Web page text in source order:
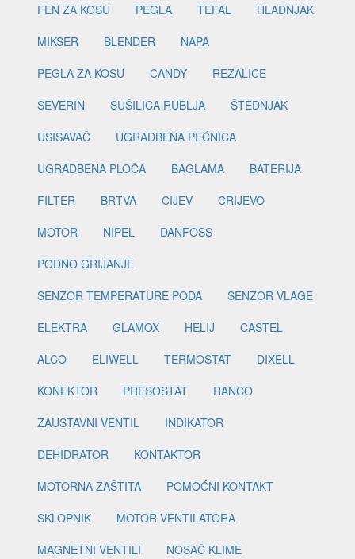
FEN ZA KOSU
PEGLA TEFAL
HLADNJAK
MIKSER
BLENDER
NAPA
PEGLA ZA KOSU
CANDY
REZALICE
SEVERIN
SUŠILICA RUBLJA
ŠTEDNJAK
USISAVAČ
UGRADBENA PEĆNICA
UGRADBENA PLOČA
BAGLAMA
BATERIJA
FILTER
BRTVA CIJEV
CRIJEVO
MOTOR
NIPEL
DANFOSS
PODNO GRIJANJE
SENZOR TEMPERATURE PODA
SENZOR VLAGE
ELEKTRA
GLAMOX HELIJ
CASTEL
ALCO
ELIWELL TERMOSTAT
DIXELL
KONEKTOR
PRESOSTAT
RANCO
ZAUSTAVNI VENTIL
INDIKATOR
DEHIDRATOR
KONTAKTOR
MOTORNA ZAŠTITA
POMOĆNI KONTAKT
SKLOPNIK
MOTOR VENTILATORA
MAGNETNI VENTILI
NOSAČ KLIME